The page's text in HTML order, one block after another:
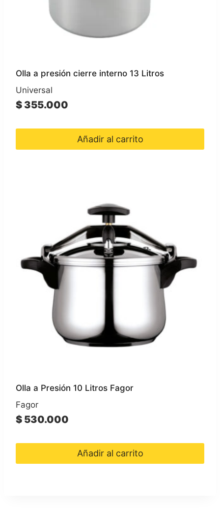
Olla a presión cierre interno 13 Litros
Universal
$ 355.000
Añadir al carrito
Olla a Presión 10 Litros Fagor
Fagor
$ 530.000
Añadir al carrito